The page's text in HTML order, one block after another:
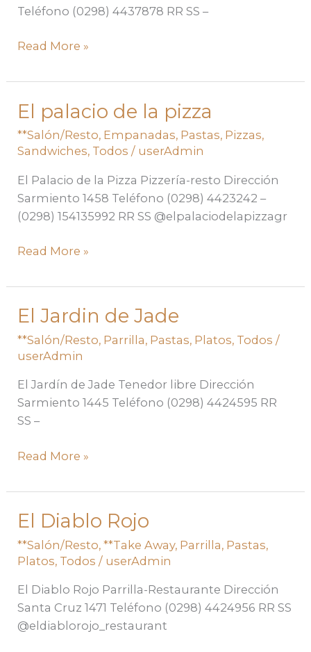
Teléfono (0298) 4437878 RR SS –
Read More »
El palacio de la pizza
**Salón/Resto, Empanadas, Pastas, Pizzas,
Sandwiches, Todos / userAdmin
El Palacio de la Pizza Pizzería-resto Dirección
Sarmiento 1458 Teléfono (0298) 4423242 –
(0298) 154135992 RR SS @elpalaciodelapizzagr
El
palacio
de
pizza
Read More »
El Jardin de Jade
**Salón/Resto, Parrilla, Pastas, Platos, Todos /
userAdmin
El Jardín de Jade Tenedor libre Dirección
Sarmiento 1445 Teléfono (0298) 4424595 RR
SS –
El
de
Read More »
El Diablo Rojo
**Salón/Resto,**Take Away, Parrilla, Pastas,
Platos, Todos / userAdmin
El Diablo Rojo Parrilla-Restaurante Dirección
Santa Cruz 1471 Teléfono (0298) 4424956 RR SS
@eldiablorojo_restaurant
El
Rojo